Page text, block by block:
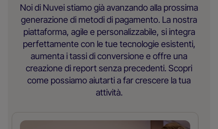
Noi di Nuvei stiamo già avanzando alla prossima
generazione di metodi di pagamento. La nostra
piattaforma, agile e personalizzabile, si integra
perfettamente con le tue tecnologie esistenti,
aumenta i tassi di conversione e offre una
creazione di report senza precedenti. Scopri
come possiamo aiutarti a far crescere la tua
attività.